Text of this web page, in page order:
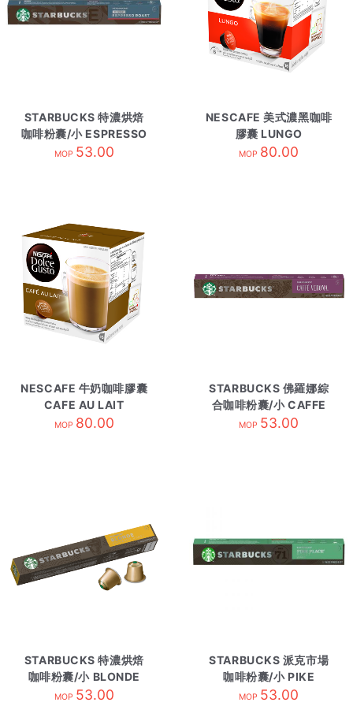
STARBUCKS 特濃烘焙
咖啡粉囊/小 ESPRESSO
ROAST
MOP 53.00
NESCAFE 美式濃黑咖啡
膠囊 LUNGO
MOP 80.00
NESCAFE 牛奶咖啡膠囊
CAFE AU LAIT
MOP 80.00
STARBUCKS 佛羅娜綜
合咖啡粉囊/小 CAFFE
VERONA
MOP 53.00
STARBUCKS 特濃烘焙
咖啡粉囊/小 BLONDE
ESPRESSO ROAS
MOP 53.00
STARBUCKS 派克市場
咖啡粉囊/小 PIKE
PLACE ROAST
MOP 53.00